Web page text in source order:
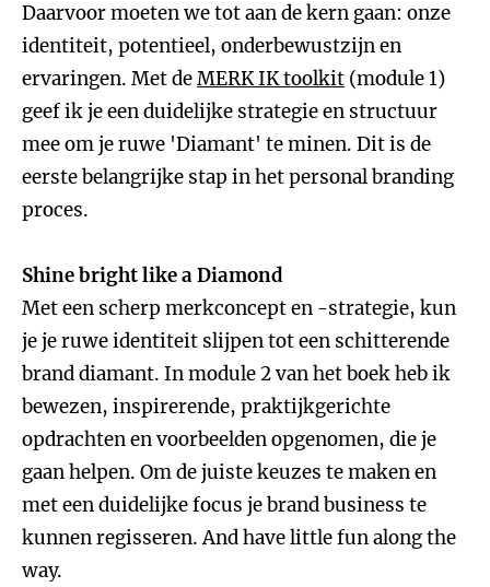
Daarvoor moeten we tot aan de kern gaan: onze
identiteit, potentieel, onderbewustzijn en
ervaringen. Met deMERK IK toolkit (module 1)
geef ik je een duidelijke strategie en structuur
mee om je ruwe 'Diamant' te minen. Dit is de
eerste belangrijke stap in het personal branding
proces.
Shine bright like a Diamond
Met een scherp merkconcept en -strategie, kun
je je ruwe identiteit slijpen tot een schitterende
brand diamant. In module 2 van het boek heb ik
bewezen, inspirerende, praktijkgerichte
opdrachten en voorbeelden opgenomen, die je
gaan helpen. Om de juiste keuzes te maken en
met een duidelijke focus je brand business te
kunnen regisseren. And have little fun along the
way.